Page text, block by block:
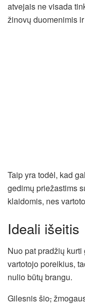
atvejais ne visada
žinovų duomenimis
Taip yra todėl, kad
gedimų priežastims
klaidomis, nes
Ideali išeitis
Nuo pat pradžių
vartotojo poreikius,
nulio būtų brangu.
Gilesnis šio,